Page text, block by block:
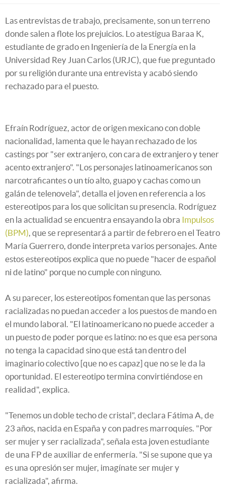
Las entrevistas de trabajo, precisamente, son un terreno
donde salen a flote los prejuicios. Lo atestigua Baraa K,
estudiante de grado en Ingeniería de la Energía en la
Universidad Rey Juan Carlos (URJC), que fue preguntado
por su religión durante una entrevista y acabó siendo
rechazado para el puesto.
Efraín Rodríguez, actor de origen mexicano con doble
nacionalidad, lamenta que le hayan rechazado de los
castings por "ser extranjero, con cara de extranjero y tener
acento extranjero". "Los personajes latinoamericanos son
narcotraficantes o un tío alto, guapo y cachas como un
galán de telenovela", detalla el joven en referencia a los
estereotipos para los que solicitan su presencia. Rodríguez
en la actualidad se encuentra ensayando la obra Impulsos
(BPM), que se representará a partir de febrero en el Teatro
María Guerrero, donde interpreta varios personajes. Ante
estos estereotipos explica que no puede "hacer de español
ni de latino" porque no cumple con ninguno.
A su parecer, los estereotipos fomentan que las personas
racializadas no puedan acceder a los puestos de mando en
el mundo laboral. "El latinoamericano no puede acceder a
un puesto de poder porque es latino: no es que esa persona
no tenga la capacidad sino que está tan dentro del
imaginario colectivo [que no es capaz] que no se le da la
oportunidad. El estereotipo termina convirtiéndose en
realidad", explica.
"Tenemos un doble techo de cristal", declara Fátima A, de
23 años, nacida en España y con padres marroquíes. "Por
ser mujer y ser racializada", señala esta joven estudiante
de una FP de auxiliar de enfermería. "Si se supone que ya
es una opresión ser mujer, imagínate ser mujer y
racializada", afirma.